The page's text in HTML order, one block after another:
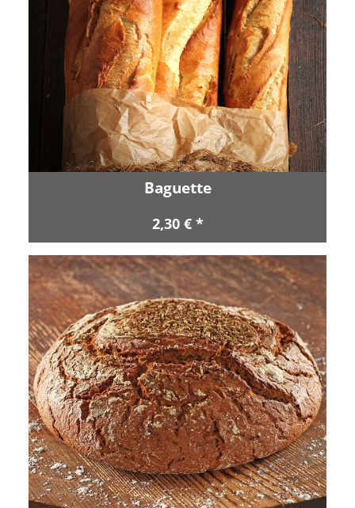
Baguette
2,30 € *
Zurück Vor